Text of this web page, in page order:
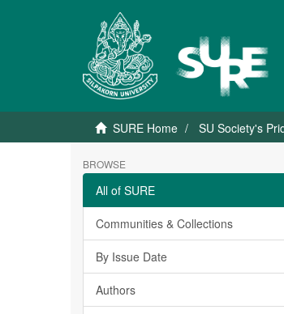
SURE Home SU Society's
BROWSE
All of SURE
Communities & Collections
By Issue Date
Authors